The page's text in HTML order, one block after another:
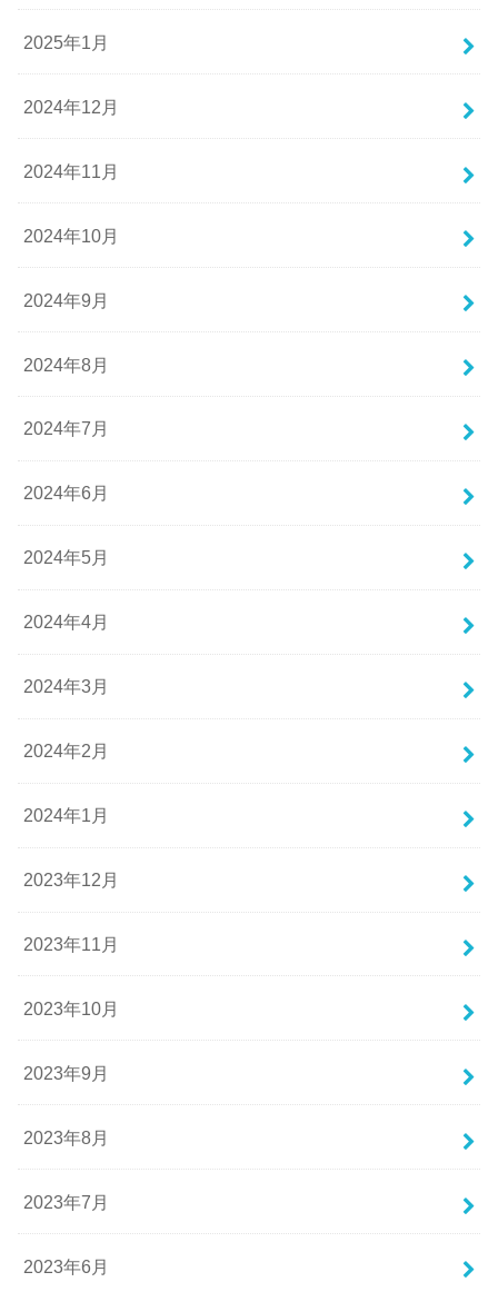
2025年1月
2024年12月
2024年11月
2024年10月
2024年9月
2024年8月
2024年7月
2024年6月
2024年5月
2024年4月
2024年3月
2024年2月
2024年1月
2023年12月
2023年11月
2023年10月
2023年9月
2023年8月
2023年7月
2023年6月